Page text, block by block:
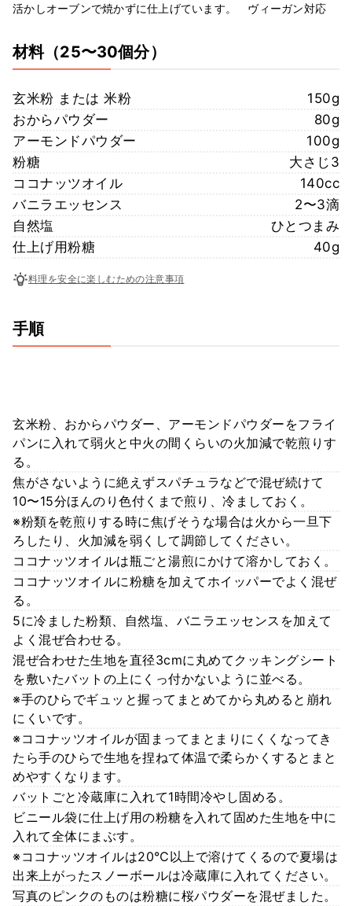
活かしオーブンで焼かずに仕上げています。 ヴィーガン対応
材料（25〜30個分）
玄米粉 または 米粉
150g
おからパウダー
80g
アーモンドパウダー
100g
粉糖
大さじ3
ココナッツオイル
140cc
バニラエッセンス
2〜3滴
自然塩
ひとつまみ
仕上げ用粉糖
40g
料理を安全に楽しむための注意事項
手順
玄米粉、おからパウダー、アーモンドパウダーをフライ
パンに入れて弱火と中火の間くらいの火加減で乾煎りす
る。
焦がさないように絶えずスパチュラなどで混ぜ続けて
10〜15分ほんのり色付くまで煎り、冷ましておく。
※粉類を乾煎りする時に焦げそうな場合は火から一旦下
ろしたり、火加減を弱くして調節してください。
ココナッツオイルは瓶ごと湯煎にかけて溶かしておく。
ココナッツオイルに粉糖を加えてホイッパーでよく混ぜ
る。
5に冷ました粉類、自然塩、バニラエッセンスを加えて
よく混ぜ合わせる。
混ぜ合わせた生地を直径3cmに丸めてクッキングシート
を敷いたバットの上にくっ付かないように並べる。
※手のひらでギュッと握ってまとめてから丸めると崩れ
にくいです。
※ココナッツオイルが固まってまとまりにくくなってき
たら手のひらで生地を捏ねて体温で柔らかくするとまと
めやすくなります。
バットごと冷蔵庫に入れて1時間冷やし固める。
ビニール袋に仕上げ用の粉糖を入れて固めた生地を中に
入れて全体にまぶす。
※ココナッツオイルは20℃以上で溶けてくるので夏場は
出来上がったスノーボールは冷蔵庫に入れてください。
写真のピンクのものは粉糖に桜パウダーを混ぜました。